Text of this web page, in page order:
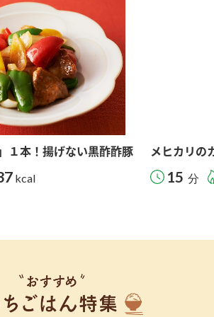
１本！揚げない黒酢酢豚
kcal
メヒカリの
15 分